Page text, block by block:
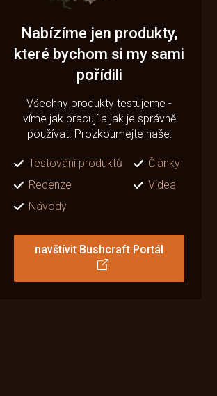
Nabízíme jen produkty,
které bychom si my sami
pořídili
Všechny produkty testujeme -
víme jak pracují a jak je správně
používat. Prozkoumejte naše:
Testování produktů
Články
Recenze
Videa
Návody
navštívit Bushcraft Portál